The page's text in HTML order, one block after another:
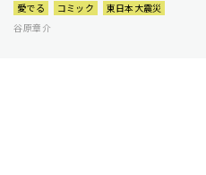
愛でる コミック
東日本大震災
谷原章介